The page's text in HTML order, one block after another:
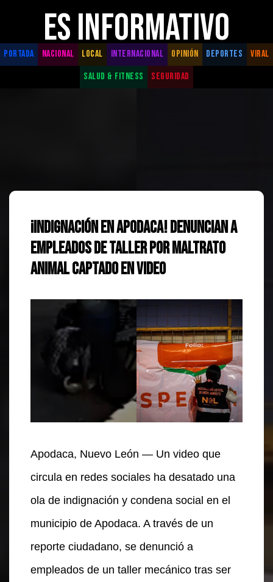
ES INFORMATIVO
PORTADA NACIONAL LOCAL INTERNACIONAL OPINIÓN DEPORTES
VIRAL
SALUD & FITNESS
SEGURIDAD
¡Indignación en Apodaca! Denuncian a
Empleados de Taller por Maltrato
Animal Captado en Video
Apodaca, Nuevo León — Un video que
circula en redes sociales ha desatado una
ola de indignación y condena social en el
municipio de Apodaca. A través de un
reporte ciudadano, se denunció a
empleados de un taller mecánico tras ser